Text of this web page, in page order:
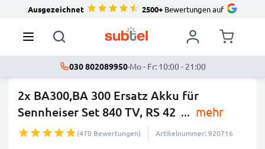
Ausgezeichnet 2500+Bewertungen auf
030 802089950·Mo - Fr: 10:00 - 21:00
2x BA300,BA 300 Ersatz Akku für
Sennheiser Set 840 TV, RS 42 ... mehr
(470 Bewertungen) Artikelnummer: 920716